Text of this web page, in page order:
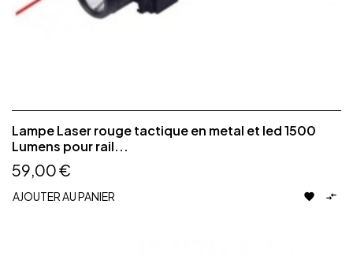
Lampe Laser rouge tactique en metal et led 1500
Lumens pour rail...
59,00 €
AJOUTER AU PANIER  